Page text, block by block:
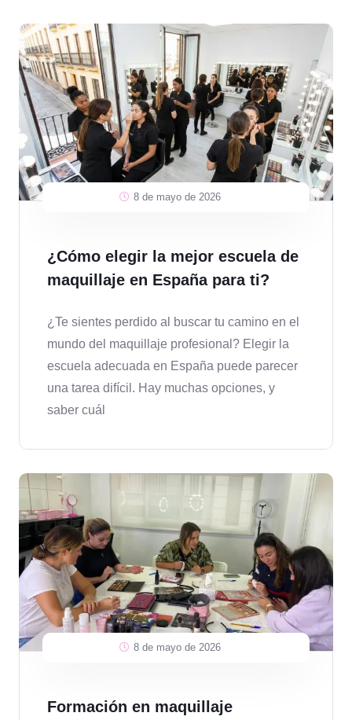
8 de mayo de 2026
¿Cómo elegir la mejor escuela de
maquillaje en España para ti?
¿Te sientes perdido al buscar tu camino en el
mundo del maquillaje profesional? Elegir la
escuela adecuada en España puede parecer
una tarea difícil. Hay muchas opciones, y
saber cuál
8 de mayo de 2026
Formación en maquillaje